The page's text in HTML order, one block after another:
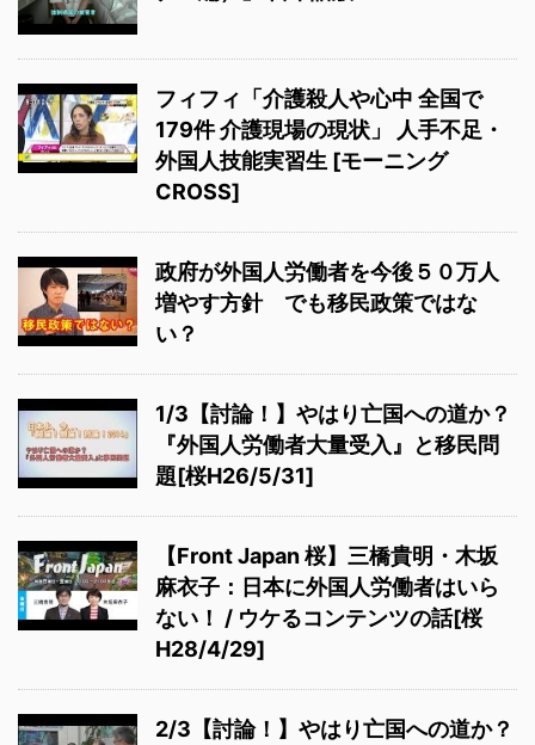
フィフィ「介護殺人や心中 全国で
179件 介護現場の現状」 人手不足・
外国人技能実習生 [モーニング
CROSS]
政府が外国人労働者を今後５０万人
増やす方針 でも移民政策ではな
い？
1/3【討論！】やはり亡国への道か？
『外国人労働者大量受入』と移民問
題[桜H26/5/31]
【Front Japan 桜】三橋貴明・木坂
麻衣子：日本に外国人労働者はいら
ない！ / ウケるコンテンツの話[桜
H28/4/29]
2/3【討論！】やはり亡国への道か？